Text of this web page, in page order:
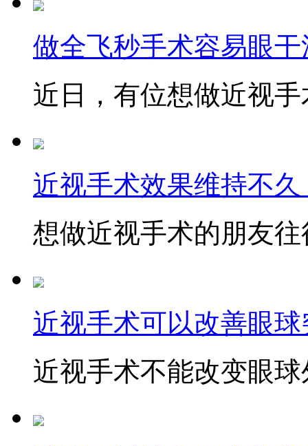
做全飞秒手术容易眼
近日，有位想做近视
近视手术效果维持不
想做近视手术的朋友
近视手术可以改善眼
近视手术不能改变眼